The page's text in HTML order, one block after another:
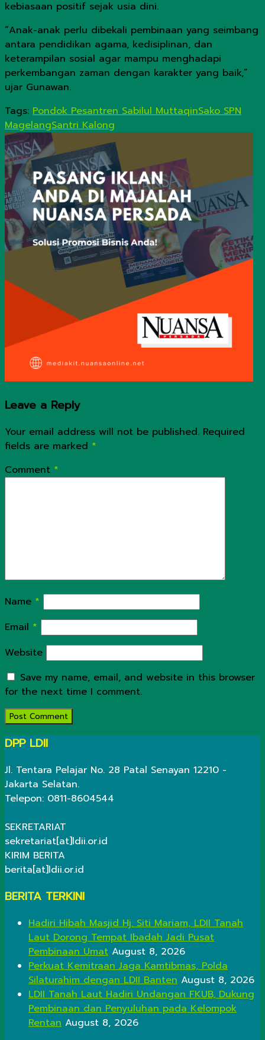
kebiasaan positif sejak usia dini.
“Anak-anak perlu dibekali pembinaan yang seimbang
antara pendidikan agama, kedisiplinan, dan
keterampilan sosial agar mampu menghadapi
perkembangan zaman dengan karakter yang baik,”
ujar Gunawan.
Tags: Pondok Pesantren Sabilul MuttaqinSako SPN
MagelangSantri Kalong
Leave a Reply
Your email address will not be published. Required
fields are marked *
Comment *
Name *
Email *
Website
Save my name, email, and website in this browser
for the next time I comment.
DPP LDII
Jl. Tentara Pelajar No. 28 Patal Senayan 12210 -
Jakarta Selatan.
Telepon: 0811-8604544
SEKRETARIAT
sekretariat[at]ldii.or.id
KIRIM BERITA
berita[at]ldii.or.id
BERITA TERKINI
Hadiri Hibah Masjid Hj. Siti Mariam, LDII Tanah
Laut Dorong Tempat Ibadah Jadi Pusat
Pembinaan Umat August 8, 2026
Perkuat Kemitraan Jaga Kamtibmas, Polda
Silaturahim dengan LDII Banten August 8, 2026
LDII Tanah Laut Hadiri Undangan FKUB, Dukung
Pembinaan dan Penyuluhan pada Kelompok
Rentan August 8, 2026